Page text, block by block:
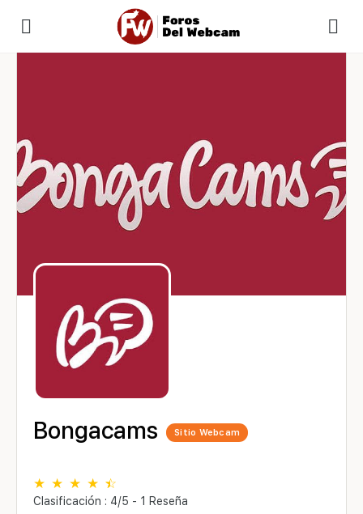
Bongacams Sitio Webcam
Clasificación : 4/5 - 1 Reseña